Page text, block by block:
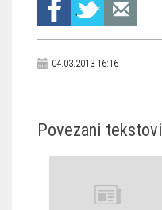
04.03.2013 16:16
Povezani tekstovi